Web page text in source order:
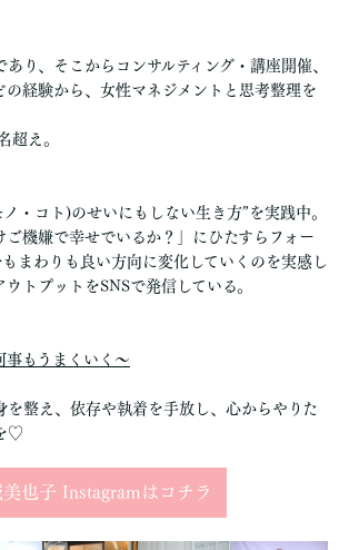
り、そこからコンサルティング・講座開催、
の経験から、女性マネジメントと思考整理を
超え。
・コト)のせいにもしない生き方”を実践中。
ご機嫌で幸せでいるか？」にひたすらフォー
もまわりも良い方向に変化していくのを実感し
トプットをSNSで発信している。
事もうまくいく〜
を整え、依存や執着を手放し、心からやりた
♡
也子 Instagramはコチラ